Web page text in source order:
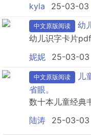
kyla
25-03-03
中文原版阅读
幼
幼儿识字卡片
妮妮
25-03-03
中文原版阅读
儿
省眼。
数十本儿童经典
陆涛
25-03-03